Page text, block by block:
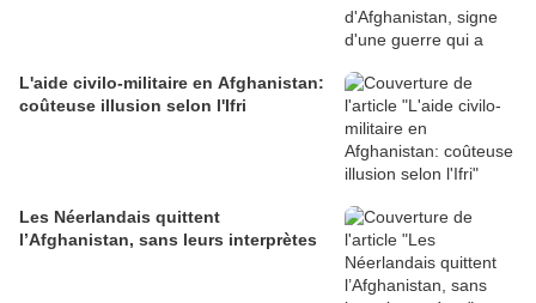
L'aide civilo-militaire en Afghanistan:
coûteuse illusion selon l'Ifri
Les Néerlandais quittent
l’Afghanistan, sans leurs interprètes